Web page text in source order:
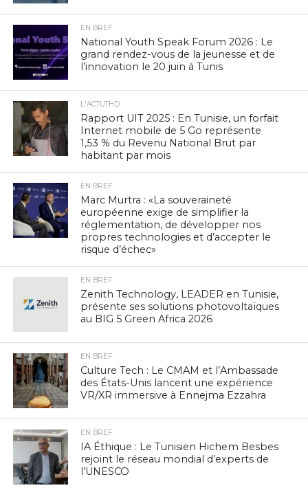
EN BREF
National Youth Speak Forum 2026 : Le
grand rendez-vous de la jeunesse et de
l’innovation le 20 juin à Tunis
L'ACTUTHD
Rapport UIT 2025 : En Tunisie, un forfait
Internet mobile de 5 Go représente
1,53 % du Revenu National Brut par
habitant par mois
EN BREF
Marc Murtra : «La souveraineté
européenne exige de simplifier la
réglementation, de développer nos
propres technologies et d’accepter le
risque d’échec»
EN BREF
Zenith Technology, LEADER en Tunisie,
présente ses solutions photovoltaïques
au BIG 5 Green Africa 2026
EN BREF
Culture Tech : Le CMAM et l’Ambassade
des États-Unis lancent une expérience
VR/XR immersive à Ennejma Ezzahra
EN BREF
IA Éthique : Le Tunisien Hichem Besbes
rejoint le réseau mondial d’experts de
l’UNESCO